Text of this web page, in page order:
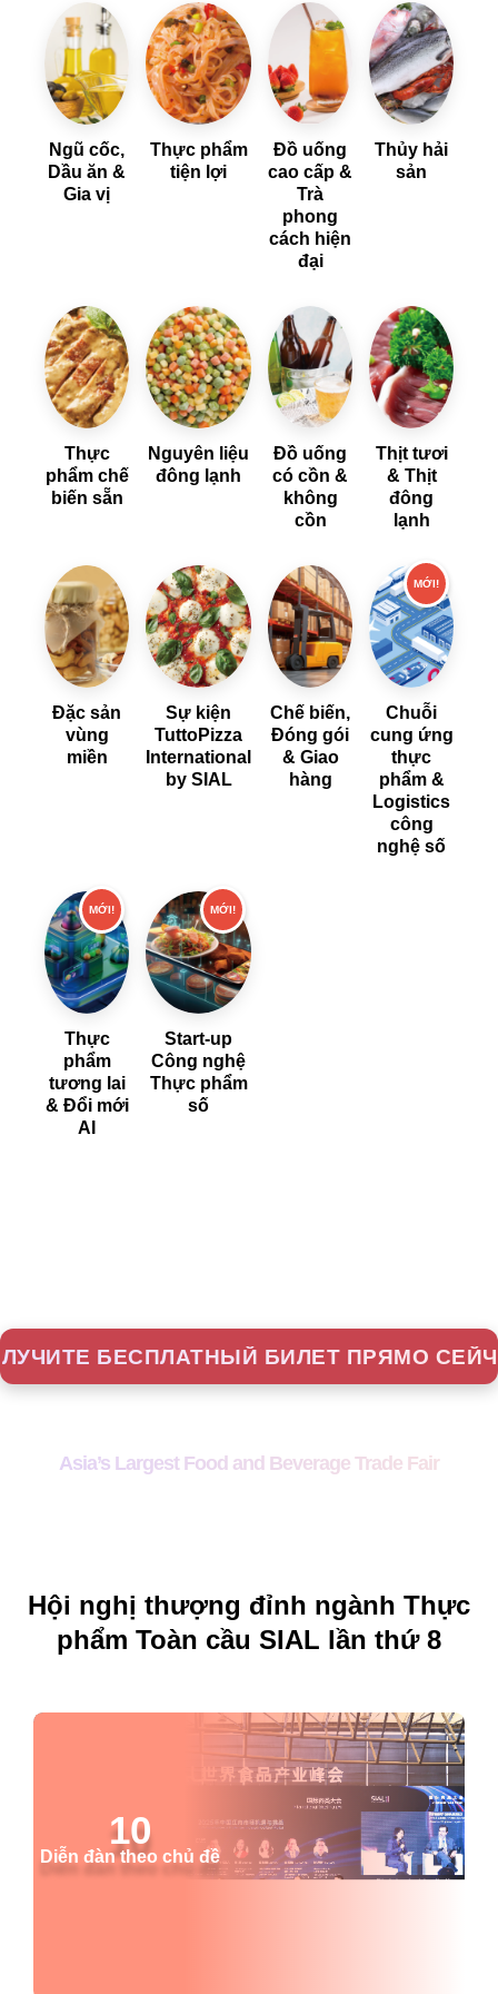
Ngũ cốc,
Dầu ăn &
Gia vị
Thực phẩm
tiện lợi
Đồ uống
cao cấp &
Trà
phong
cách hiện
đại
Thủy hải
sản
Thực
phẩm chế
biến sẵn
Nguyên liệu
đông lạnh
Đồ uống
có cồn &
không
cồn
Thịt tươi
& Thịt
đông
lạnh
Đặc sản
vùng
miền
Sự kiện
TuttoPizza
International
by SIAL
Chế biến,
Đóng gói
& Giao
hàng
Chuỗi
cung ứng
thực
phẩm &
Logistics
công
nghệ số
MỚI!
Thực
phẩm
tương lai
& Đổi mới
AI
MỚI!
Start-up
Công nghệ
Thực phẩm
số
MỚI!
БЕСПЛАТНЫЙ БИЛЕТ ПРЯМО
Asia’s Largest Food and Beverage Trade Fair
Hội nghị thượng đỉnh ngành Thực
phẩm Toàn cầu SIAL lần thứ 8
10
Diễn đàn theo chủ đề